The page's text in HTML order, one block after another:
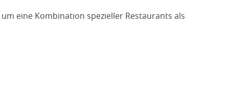
eine Kombination spezieller Restaurants als